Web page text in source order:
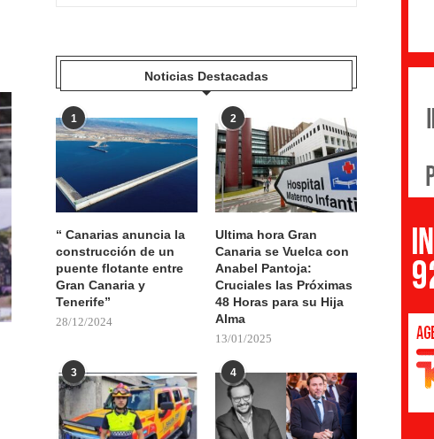
Noticias Destacadas
1
“ Canarias anuncia la
construcción de un
puente flotante entre
Gran Canaria y
Tenerife”
28/12/2024
2
Ultima hora Gran
Canaria se Vuelca con
Anabel Pantoja:
Cruciales las Próximas
48 Horas para su Hija
Alma
13/01/2025
3 4